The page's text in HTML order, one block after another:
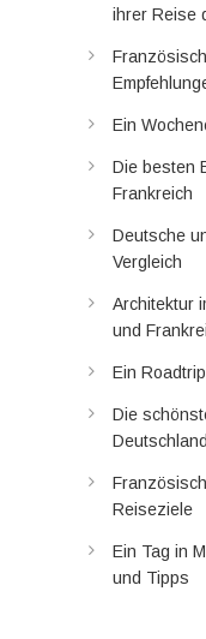
ihrer Reise
Ein
Die besten
Frankreich
Deutsche
Vergleich
Architektur
und
Ein
Die
Reiseziele
Ein Tag in
und Tipps